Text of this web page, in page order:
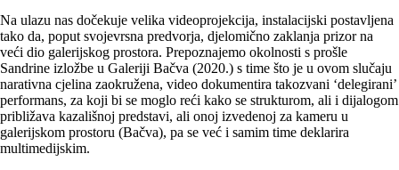
Na ulazu nas dočekuje velika videoprojekcija, instalacijski postavljena
tako da, poput svojevrsna predvorja, djelomično zaklanja prizor na
veći dio galerijskog prostora. Prepoznajemo okolnosti s prošle
Sandrine izložbe u Galeriji Bačva (2020.) s time što je u ovom slučaju
narativna cjelina zaokružena, video dokumentira takozvani ‘delegirani’
performans, za koji bi se moglo reći kako se strukturom, ali i dijalogom
približava kazališnoj predstavi, ali onoj izvedenoj za kameru u
galerijskom prostoru (Bačva), pa se već i samim time deklarira
multimedijskim.